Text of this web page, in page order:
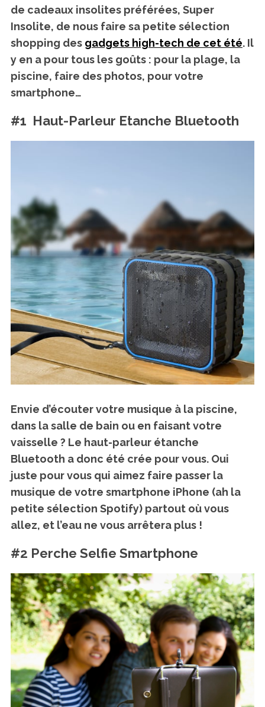
de cadeaux insolites préférées, Super
Insolite, de nous faire sa petite sélection
shopping des gadgets high-tech de cet été. Il
y en a pour tous les goûts : pour la plage, la
piscine, faire des photos, pour votre
smartphone…
#1 Haut-Parleur Etanche Bluetooth
Envie d’écouter votre musique à la piscine,
dans la salle de bain ou en faisant votre
vaisselle ? Le haut-parleur étanche
Bluetooth a donc été crée pour vous. Oui
juste pour vous qui aimez faire passer la
musique de votre smartphone iPhone (ah la
petite sélection Spotify) partout où vous
allez, et l’eau ne vous arrêtera plus !
#2 Perche Selfie Smartphone